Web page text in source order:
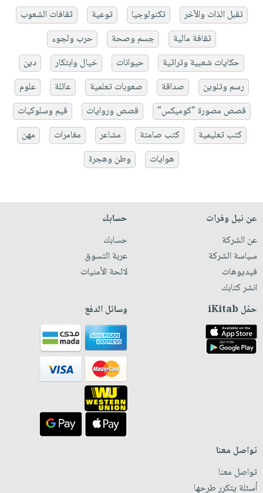
تقبل الذات والآخر
تكنولوجيا توعية
ثقافات الشعوب
ثقافة مالية
جسم وصحة
حرب ولجوء
حكايات شعبية وتراثية
حيوانات خيال وابتكار
دين
رسم وتلوين
صداقة صعوبات تعلمية عائلة
علوم
قصص مصورة "كوميكس"
قصص وروايات
قيم وسلوكيات
كتب تعليمية
كتب صامتة مشاعر مغامرات
مهن
هوايات
وطن وهجرة
عن نيل وفرات
عن الشركة
سياسة الشركة
فيديوهات
انشر كتابك
حسابك
حسابك
عربة التسوق
لائحة الأمنيات
حمّل iKitab وسائل الدفع
تواصل معنا
تواصل معنا
أسئلة يتكرر طرحها